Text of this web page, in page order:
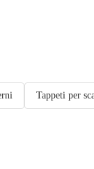
Tappeti per